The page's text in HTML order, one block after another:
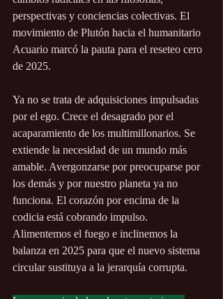
perspectivas y conciencias colectivas. El
movimiento de Plutón hacia el humanitario
Acuario marcó la pauta para el reseteo cero
de 2025.
Ya no se trata de adquisiciones impulsadas
por el ego. Crece el desagrado por el
acaparamiento de los multimillonarios. Se
extiende la necesidad de un mundo más
amable. Avergonzarse por preocuparse por
los demás y por nuestro planeta ya no
funciona. El corazón por encima de la
codicia está cobrando impulso.
Alimentemos el fuego e inclinemos la
balanza en 2025 para que el nuevo sistema
circular sustituya a la jerarquía corrupta.